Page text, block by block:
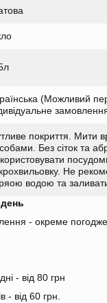
(Можливий
покриття. Мити
Без сіток та
Не
водою та заливати
- окреме
- від 80 грн
- від 60 грн.